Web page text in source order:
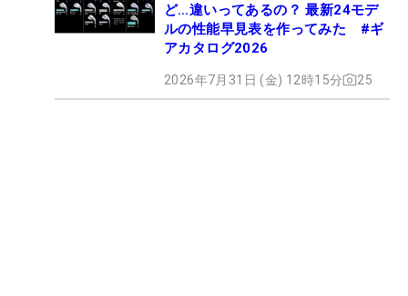
ど…違いってあるの？ 最新24モデ
ルの性能早見表を作ってみた #ギ
アカタログ2026
2026年7月31日 (金) 12時15分 25